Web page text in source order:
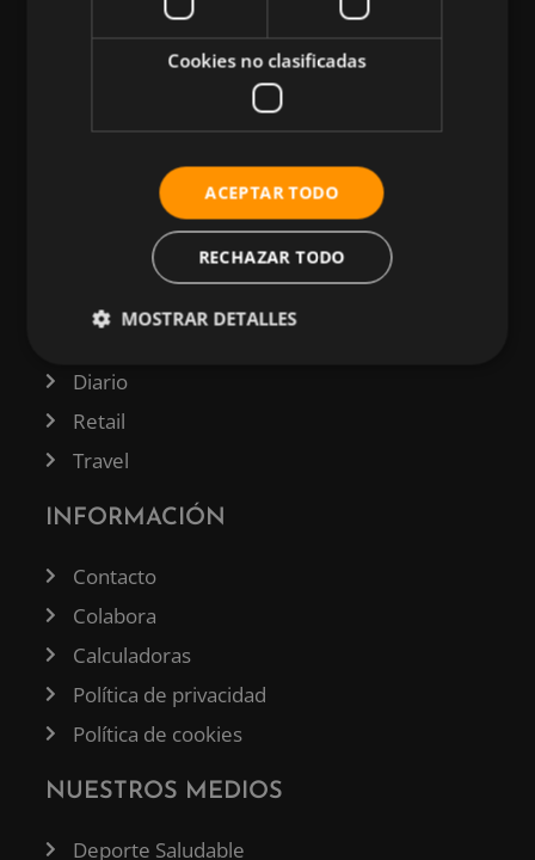
Musculación
Business
Diario
Retail
Travel
INFORMACIÓN
Contacto
Colabora
Calculadoras
Política de privacidad
Política de cookies
NUESTROS MEDIOS
Deporte Saludable
Cookies no clasificadas
ACEPTAR TODO
RECHAZAR TODO
MOSTRAR DETALLES